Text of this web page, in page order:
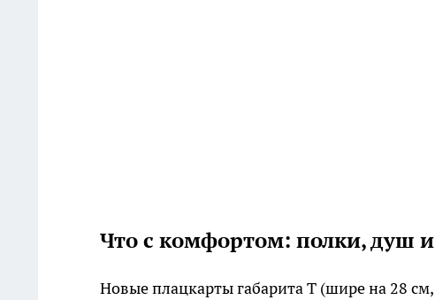
Что с комфортом: полки, душ
Новые плацкарты габарита Т (шире на 28